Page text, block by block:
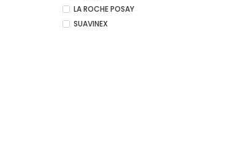
LA ROCHE POSAY
SUAVINEX